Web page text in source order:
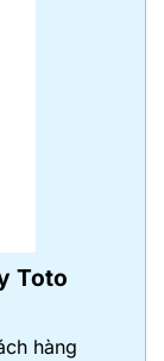
Toto
hàng